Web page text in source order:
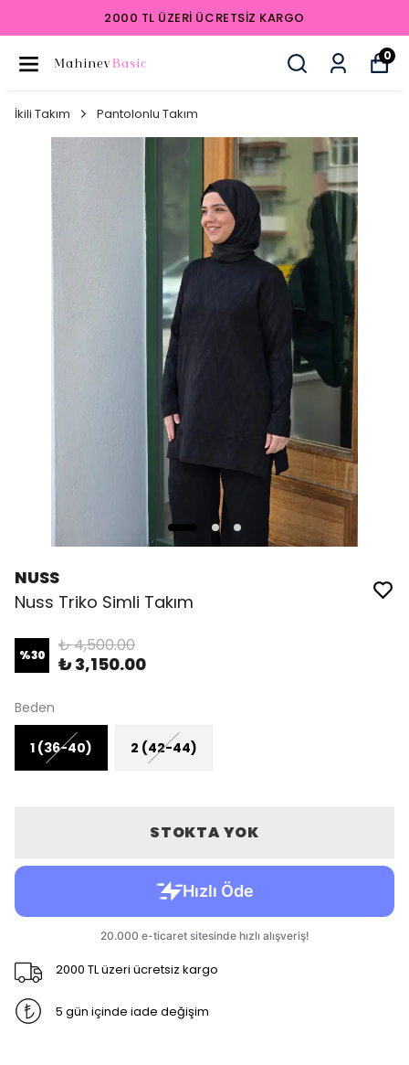
2000 TL ÜZERI ÜCRETSIZ KARGO
0
İkili Takım Pantolonlu Takım
NUSS
Nuss Triko Simli Takım
%30 ₺ 4,500.00
₺ 3,150.00
Beden
1 (36-40) 2 (42-44)
STOKTA YOK
2000 TL üzeri ücretsiz kargo
5 gün içinde iade değişim